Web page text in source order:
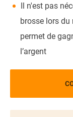
Il n'est pas
brosse lors du
permet de
l’argent